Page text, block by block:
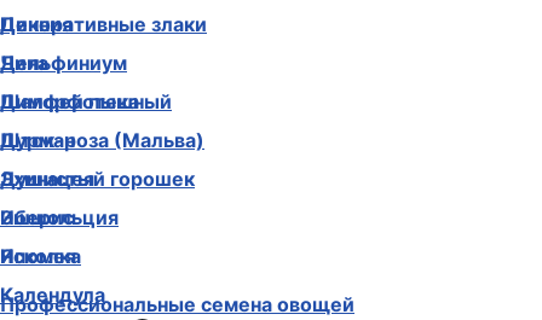
Декоративные злаки
Дельфиниум
Диморфотека
Дурман
Душистый горошек
Иберис
Ипомея
Календула
Цинния
Чина
Шалфей пышный
Шток-роза (Мальва)
Эхинацея
Эшшольция
Ясколка
Профессиональные семена овощей